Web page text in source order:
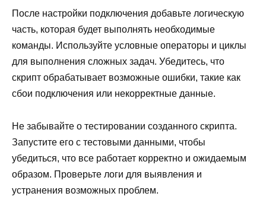
После настройки подключения добавьте логическую
часть, которая будет выполнять необходимые
команды. Используйте условные операторы и циклы
для выполнения сложных задач. Убедитесь, что
скрипт обрабатывает возможные ошибки, такие как
сбои подключения или некорректные данные.
Не забывайте о тестировании созданного скрипта.
Запустите его с тестовыми данными, чтобы
убедиться, что все работает корректно и ожидаемым
образом. Проверьте логи для выявления и
устранения возможных проблем.